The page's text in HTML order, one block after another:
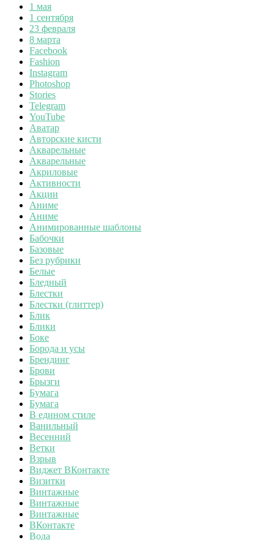
1 мая
1 сентября
23 февраля
8 марта
Facebook
Fashion
Instagram
Photoshop
Stories
Telegram
YouTube
Аватар
Авторские кисти
Акварельные
Акварельные
Акриловые
Активности
Акции
Аниме
Аниме
Анимированные шаблоны
Бабочки
Базовые
Без рубрики
Белые
Бледный
Блестки
Блестки (глиттер)
Блик
Блики
Боке
Борода и усы
Брендинг
Брови
Брызги
Бумага
Бумага
В едином стиле
Ванильный
Весенний
Ветки
Взрыв
Виджет ВКонтакте
Визитки
Винтажные
Винтажные
Винтажные
ВКонтакте
Вода